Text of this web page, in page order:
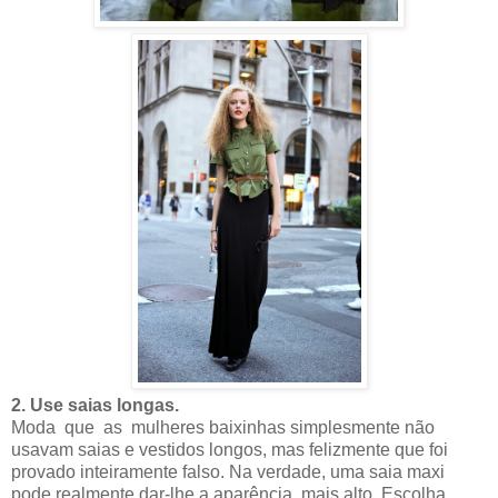
2. Use saias longas.
Moda que as mulheres baixinhas simplesmente não
usavam saias e vestidos longos, mas felizmente que foi
provado inteiramente falso. Na verdade, uma saia maxi
pode realmente dar-lhe a aparência mais alto, Escolha